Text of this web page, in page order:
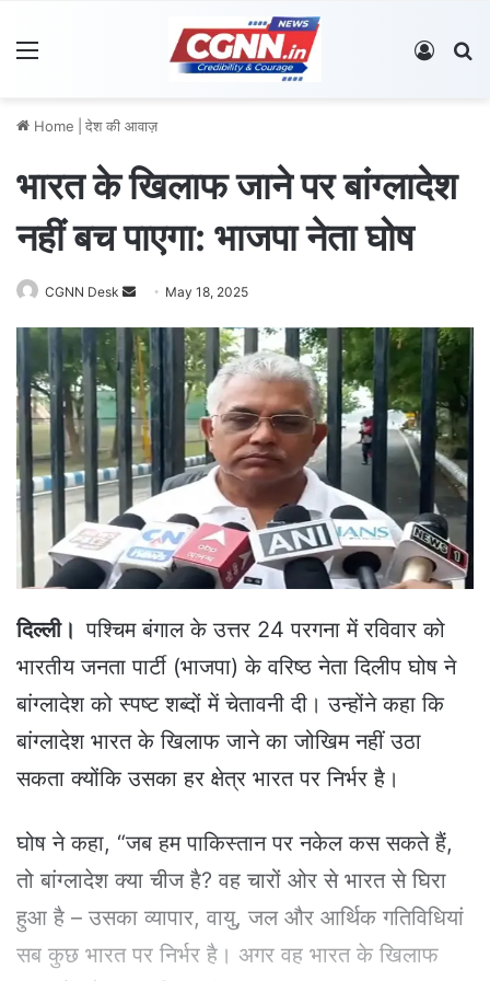
Log In
Home देश की आवाज़
भारत के खिलाफ जाने पर बांग्लादेश
नहीं बच पाएगा: भाजपा नेता घोष
CGNN Desk
n
d
a
n
e
m
a
i
l
May 18, 2025
दिल्ली।पश्चिम बंगाल के उत्तर 24 परगना में रविवार को
भारतीय जनता पार्टी (भाजपा) के वरिष्ठ नेता दिलीप घोष ने
बांग्लादेश को स्पष्ट शब्दों में चेतावनी दी। उन्होंने कहा कि
बांग्लादेश भारत के खिलाफ जाने का जोखिम नहीं उठा
सकता क्योंकि उसका हर क्षेत्र भारत पर निर्भर है।
घोष ने कहा, “जब हम पाकिस्तान पर नकेल कस सकते हैं,
तो बांग्लादेश क्या चीज है? वह चारों ओर से भारत से घिरा
हुआ है – उसका व्यापार, वायु, जल और आर्थिक गतिविधियां
सब कुछ भारत पर निर्भर है। अगर वह भारत के खिलाफ